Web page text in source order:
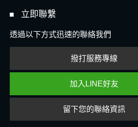
立即聯繫
透過以下方式迅速的聯絡我們
撥打服務專線
加入LINE好友
留下您的聯絡資訊